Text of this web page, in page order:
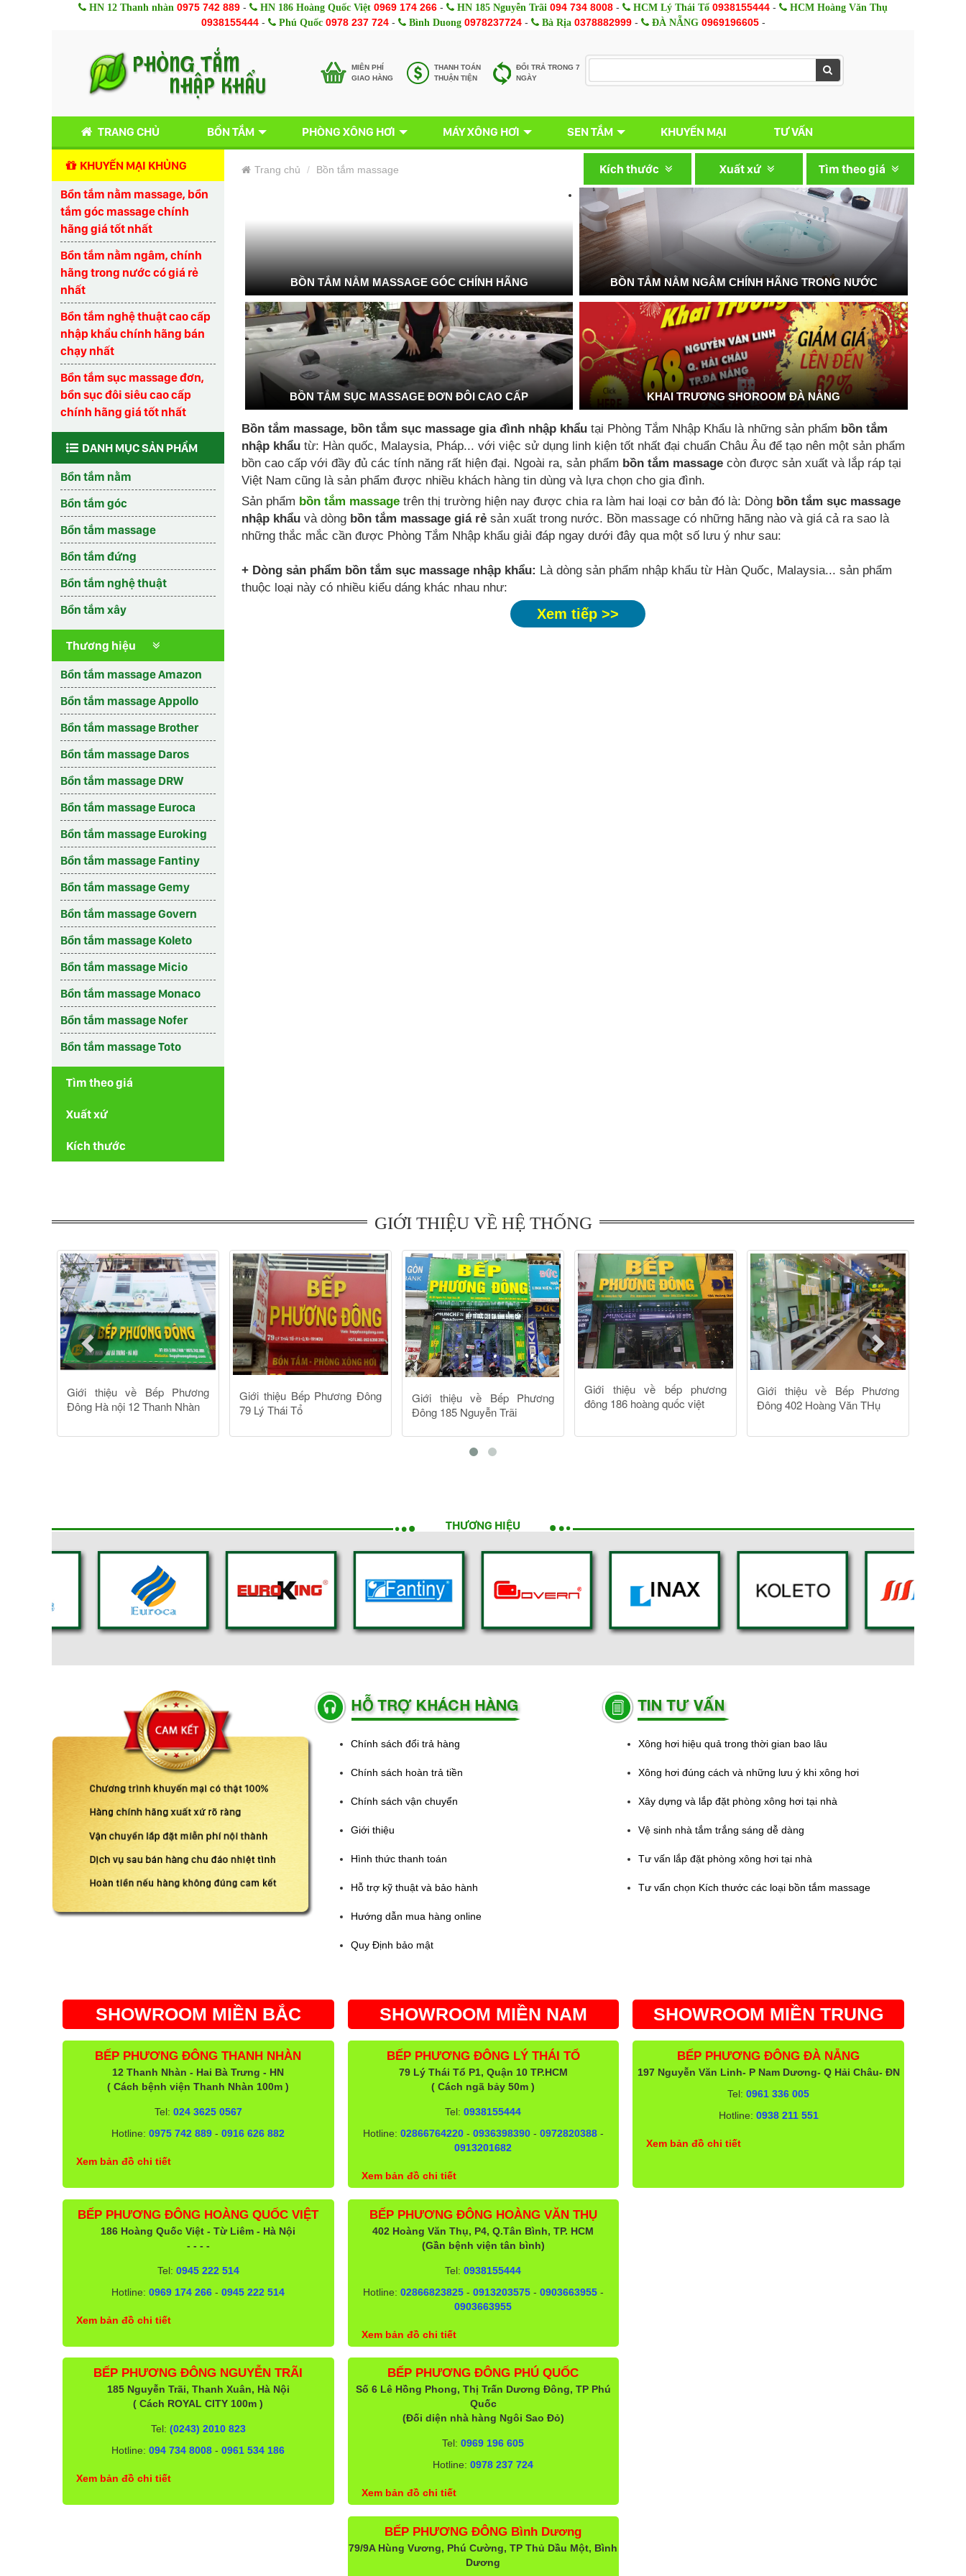
HN 12 Thanh nhàn 0975 742 889 - HN 186 Hoàng Quốc Việt 0969 174 266 - HN 185 Nguyễn Trãi 094 734 8008 - HCM Lý Thái Tổ 0938155444 - HCM Hoàng Văn Thụ
0938155444- Phú Quốc 0978 237 724- Bình Duong 0978237724- Bà Rịa 0378882999- ĐÀ NẴNG 0969196605-
MIÊN PHÍ
GIAO HÀNG
THANH TOÁN
THUẬN TIỆN
ĐỔI TRẢ TRONG 7
NGÀY
TRANG CHỦ BỒN TẮM PHÒNG XÔNG HƠI MÁY XÔNG HƠI SEN TẮM KHUYẾN MẠI TƯ VẤN
KHUYẾN MẠI KHỦNG
Bồn tắm nằm massage, bồn
tắm góc massage chính
hãng giá tốt nhất
Bồn tắm nằm ngâm, chính
hãng trong nước có giá rẻ
nhất
Bồn tắm nghệ thuật cao cấp
nhập khẩu chính hãng bán
chạy nhất
Bồn tắm sục massage đơn,
bồn sục đôi siêu cao cấp
chính hãng giá tốt nhất
DANH MỤC SẢN PHẨM
Bồn tắm nằm
Bồn tắm góc
Bồn tắm massage
Bồn tắm đứng
Bồn tắm nghệ thuật
Bồn tắm xây
Thương hiệu
Bồn tắm massage Amazon
Bồn tắm massage Appollo
Bồn tắm massage Brother
Bồn tắm massage Daros
Bồn tắm massage DRW
Bồn tắm massage Euroca
Bồn tắm massage Euroking
Bồn tắm massage Fantiny
Bồn tắm massage Gemy
Bồn tắm massage Govern
Bồn tắm massage Koleto
Bồn tắm massage Micio
Bồn tắm massage Monaco
Bồn tắm massage Nofer
Bồn tắm massage Toto
Tìm theo giá
Xuất xứ
Kích thước
Trang chủ Bồn tắm massage Tìm theo giá
Xuất xứ
Kích thước
BỒN TẮM NẰM MASSAGE GÓC CHÍNH HÃNG BỒN TẮM NẰM NGÂM CHÍNH HÃNG TRONG NƯỚC
BỒN TẮM SỤC MASSAGE ĐƠN ĐÔI CAO CẤP KHAI TRƯƠNG SHOROOM ĐÀ NẴNG
Bồn tắm massage, bồn tắm sục massage gia đình nhập khẩu tại Phòng Tắm Nhập Khẩu là những sản phẩm bồn tắm
nhập khẩu từ: Hàn quốc, Malaysia, Pháp... với việc sử dụng linh kiện tốt nhất đại chuẩn Châu Âu để tạo nên một sản phẩm
bồn cao cấp với đầy đủ các tính năng rất hiện đại. Ngoài ra, sản phẩm bồn tắm massage còn được sản xuất và lắp ráp tại
Việt Nam cũng là sản phẩm được nhiều khách hàng tin dùng và lựa chọn cho gia đình.
Sản phẩm bồn tắm massage trên thị trường hiện nay được chia ra làm hai loại cơ bản đó là: Dòng bồn tắm sục massage
nhập khẩu và dòng bồn tắm massage giá rẻ sản xuất trong nước. Bồn massage có những hãng nào và giá cả ra sao là
những thắc mắc cần được Phòng Tắm Nhập khẩu giải đáp ngay dưới đây qua một số lưu ý như sau:
+ Dòng sản phẩm bồn tắm sục massage nhập khẩu: Là dòng sản phẩm nhập khẩu từ Hàn Quốc, Malaysia... sản phẩm
thuộc loại này có nhiều kiểu dáng khác nhau như:
Xem tiếp >>
THƯƠNG HIỆU
Chính sách đổi trả hàng
Chính sách hoàn trả tiền
Chính sách vận chuyển
Giới thiệu
Hình thức thanh toán
Hỗ trợ kỹ thuật và bảo hành
Hướng dẫn mua hàng online
Quy Định bảo mật
Xông hơi hiệu quả trong thời gian bao lâu
Xông hơi đúng cách và những lưu ý khi xông hơi
Xây dựng và lắp đặt phòng xông hơi tại nhà
Vệ sinh nhà tắm trắng sáng dễ dàng
Tư vấn lắp đặt phòng xông hơi tại nhà
Tư vấn chọn Kích thước các loại bồn tắm massage
SHOWROOM MIỀN BẮC
BẾP PHƯƠNG ĐÔNG THANH NHÀN
12 Thanh Nhàn - Hai Bà Trưng - HN
( Cách bệnh viện Thanh Nhàn 100m )
Tel: 024 3625 0567
Hotline:0975 742 889 -0916 626 882
Xem bản đồ chi tiết
BẾP PHƯƠNG ĐÔNG HOÀNG QUỐC VIỆT
186 Hoàng Quốc Việt - Từ Liêm - Hà Nội
- - - -
Tel: 0945 222 514
Hotline:0969 174 266 -0945 222 514
Xem bản đồ chi tiết
BẾP PHƯƠNG ĐÔNG NGUYỄN TRÃI
185 Nguyễn Trãi, Thanh Xuân, Hà Nội
( Cách ROYAL CITY 100m )
Tel: (0243) 2010 823
Hotline:094 734 8008 -0961 534 186
Xem bản đồ chi tiết
SHOWROOM MIỀN NAM
BẾP PHƯƠNG ĐÔNG LÝ THÁI TỔ
79 Lý Thái Tổ P1, Quận 10 TP.HCM
( Cách ngã bảy 50m )
Tel:0938155444
Hotline: 02866764220- 0936398390- 0972820388-
0913201682
Xem bản đồ chi tiết
BẾP PHƯƠNG ĐÔNG HOÀNG VĂN THỤ
402 Hoàng Văn Thụ, P4, Q.Tân Bình, TP. HCM
(Gần bệnh viện tân bình)
Tel:0938155444
Hotline: 02866823825- 0913203575- 0903663955-
0903663955
Xem bản đồ chi tiết
BẾP PHƯƠNG ĐÔNG PHÚ QUỐC
Số 6 Lê Hồng Phong, Thị Trấn Dương Đông, TP Phú
Quốc
(Đối diện nhà hàng Ngôi Sao Đỏ)
Tel:0969 196 605
Hotline:0978 237 724
Xem bản đồ chi tiết
BẾP PHƯƠNG ĐÔNG Bình Dương
79/9A Hùng Vương, Phú Cường, TP Thủ Dầu Một, Bình
Dương
SHOWROOM MIỀN TRUNG
BẾP PHƯƠNG ĐÔNG ĐÀ NẴNG
197 Nguyễn Văn Linh- P Nam Dương- Q Hải Châu- ĐN
Tel:0961 336 005
Hotline: 0938 211 551
Xem bản đồ chi tiết